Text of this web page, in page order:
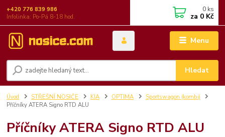
Menu
Hledat
+420 776 839 986
Infolinka: Po-Pá 8-18 hod.
0 ks
za 0 Kč
Úvod STŘEŠNÍ NOSIČE KIA OPTIMA
Sportswagon (kombi)
Příčníky ATERA Signo RTD ALU
Příčníky ATERA Signo RTD ALU